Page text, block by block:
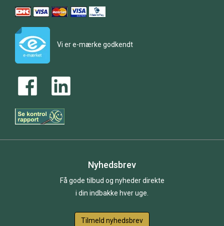
Vi er e-mærke godkendt
Nyhedsbrev
Få gode tilbud og nyheder direkte
i din indbakke hver uge.
Tilmeld nyhedsbrev